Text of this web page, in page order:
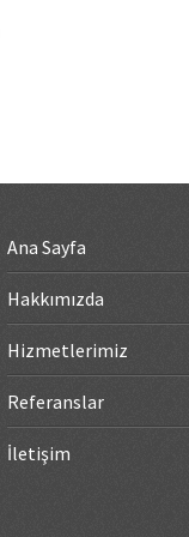
Ana Sayfa
Hakkımızda
Hizmetlerimiz
Referanslar
İletişim